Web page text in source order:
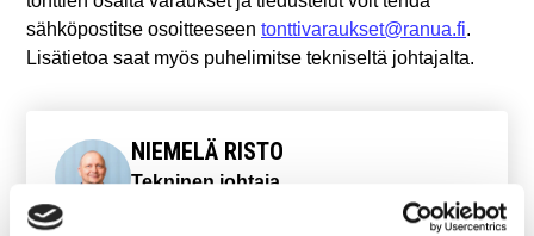
sähköpostitse osoitteeseen tonttivaraukset@ranua.fi.
Lisätietoa saat myös puhelimitse tekniseltä johtajalta.
NIEMELÄ RISTO
Tekninen johtaja
Tekninen osasto, Keskustie 30, 97700